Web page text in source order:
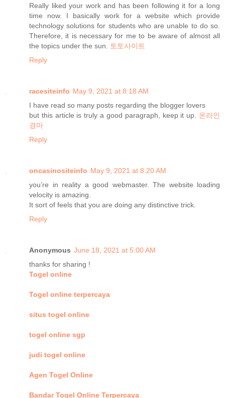
Really liked your work and has been following it for a long
time now. I basically work for a website which provide
technology solutions for students who are unable to do so.
Therefore, it is necessary for me to be aware of almost all
the topics under the sun.
토토사이트
Reply
racesiteinfo May 9, 2021 at 8:18 AM
I have read so many posts regarding the blogger lovers
but this article is truly a good paragraph, keep it up. 온라인
경마
Reply
oncasinositeinfo May 9, 2021 at 8:20 AM
you’re in reality a good webmaster. The website loading
velocity is amazing.
It sort of feels that you are doing any distinctive trick.
Reply
Anonymous June 18, 2021 at 5:00 AM
thanks for sharing !
Togel online
Togel online terpercaya
situs togel online
togel online sgp
judi togel online
Agen Togel Online
Bandar Togel Online Terpercaya